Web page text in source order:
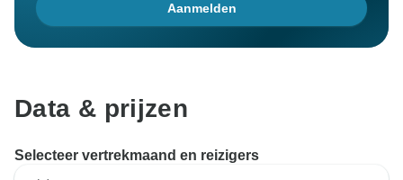
Aanmelden
Data & prijzen
Selecteer vertrekmaand en reizigers